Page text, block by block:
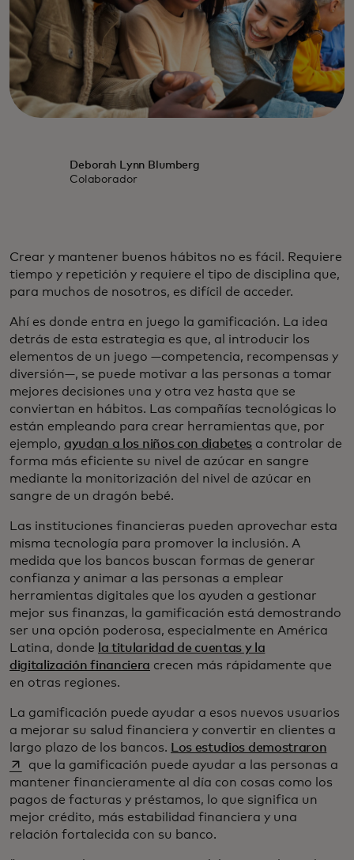
Deborah Lynn Blumberg
Colaborador
Crear y mantener buenos hábitos no es fácil. Requiere
tiempo y repetición y requiere el tipo de disciplina que,
para muchos de nosotros, es difícil de acceder.
Ahí es donde entra en juego la gamificación. La idea
detrás de esta estrategia es que, al introducir los
elementos de un juego —competencia, recompensas y
diversión—, se puede motivar a las personas a tomar
mejores decisiones una y otra vez hasta que se
conviertan en hábitos. Las compañías tecnológicas lo
están empleando para crear herramientas que, por
ejemplo, ayudan a los niños con diabetes a controlar de
forma más eficiente su nivel de azúcar en sangre
mediante la monitorización del nivel de azúcar en
sangre de un dragón bebé.
Las instituciones financieras pueden aprovechar esta
misma tecnología para promover la inclusión. A
medida que los bancos buscan formas de generar
confianza y animar a las personas a emplear
herramientas digitales que los ayuden a gestionar
mejor sus finanzas, la gamificación está demostrando
ser una opción poderosa, especialmente en América
Latina, donde
la titularidad de cuentas y la
digitalización financiera crecen más rápidamente que
en otras regiones.
La gamificación puede ayudar a esos nuevos usuarios
a mejorar su salud financiera y convertir en clientes a
largo plazo de los bancos. Los estudios demostraronse
que la gamificación puede ayudar a las personas a
mantener financieramente al día con cosas como los
pagos de facturas y préstamos, lo que significa un
mejor crédito, más estabilidad financiera y una
relación fortalecida con su banco.